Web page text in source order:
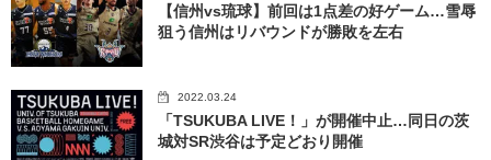
【信州vs琉球】前回は1点差の好ゲーム…雪辱
狙う信州はリバウンドが勝敗を左右
2022.03.24
「TSUKUBA LIVE！」が開催中止…同日の茨
城対SR渋谷は予定どおり開催